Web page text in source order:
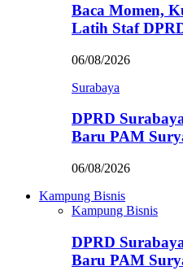
Baca Momen,
Latih Staf
06/08/2026
Surabaya
DPRD
Baru PAM
06/08/2026
Kampung Bisnis
Kampung Bisnis
DPRD
Baru PAM